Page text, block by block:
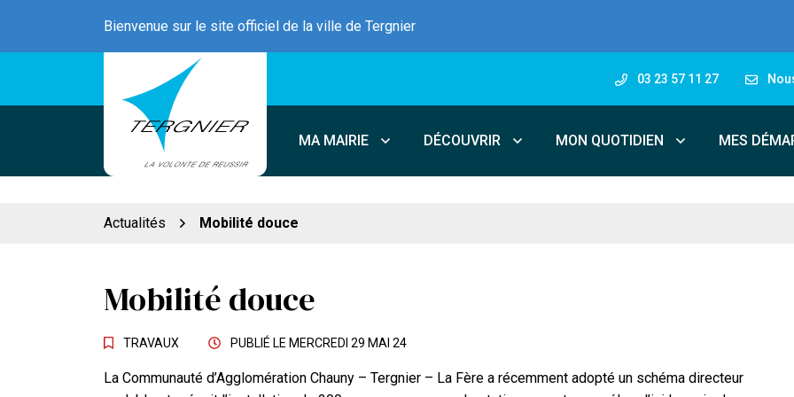
contenu
Bienvenue sur le site officiel de la ville de Tergnier
03 23 57 11 27
MA MAIRIE DÉCOUVRIR MON QUOTIDIEN MES
Actualités Mobilité douce
Mobilité douce
TRAVAUX PUBLIÉ LE MERCREDI 29 MAI 24
La Communauté d’Agglomération Chauny – Tergnier – La Fère a récemment adopté un schéma directeur